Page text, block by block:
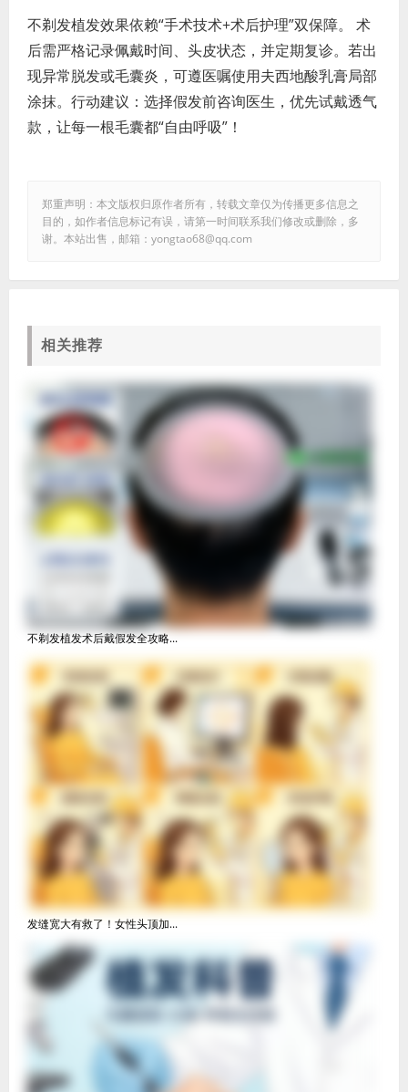
不剃发植发效果依赖“手术技术+术后护理”双保障。 术
后需严格记录佩戴时间、头皮状态，并定期复诊。若出
现异常脱发或毛囊炎，可遵医嘱使用夫西地酸乳膏局部
涂抹。行动建议：选择假发前咨询医生，优先试戴透气
款，让每一根毛囊都“自由呼吸”！
郑重声明：本文版权归原作者所有，转载文章仅为传播更多信息之
目的，如作者信息标记有误，请第一时间联系我们修改或删除，多
谢。本站出售，邮箱：yongtao68@qq.com
相关推荐
不剃发植发术后戴假发全攻略...
发缝宽大有救了！女性头顶加...